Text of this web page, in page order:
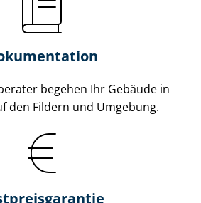
begehen Ihr Gebäude in
den Fildern und Umgebung.